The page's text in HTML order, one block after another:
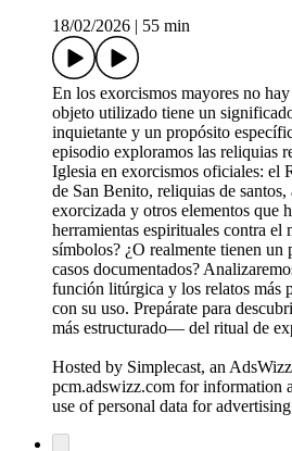
18/02/2026
55 min
En los exorcismos mayores no
objeto utilizado tiene un
inquietante y un propósito
episodio exploramos las reliquias
Iglesia en exorcismos oficiales: el
de San Benito, reliquias de
exorcizada y otros elementos que
herramientas espirituales contra el
símbolos? ¿O realmente tienen un
casos documentados?
función litúrgica y los relatos más
con su uso. Prepárate para
más estructurado— del ritual de
Hosted by Simplecast, an
pcm.adswizz.com for information
use of personal data for